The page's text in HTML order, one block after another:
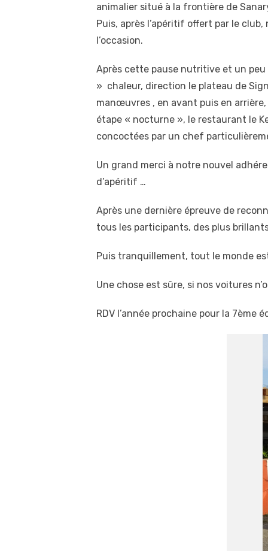
animalier situé à la frontière de
Puis, après l’apéritif offert par le
l’occasion.
Après cette pause nutritive et un peu
» chaleur, direction le plateau de
manœuvres , en avant puis en
étape « nocturne », le restaurant le
concoctées par un chef
Un grand merci à notre nouvel
d’apéritif …
Après une dernière épreuve de
tous les participants, des plus
Puis tranquillement, tout le monde
Une chose est sûre, si nos voitures
RDV l’année prochaine pour la 7ème